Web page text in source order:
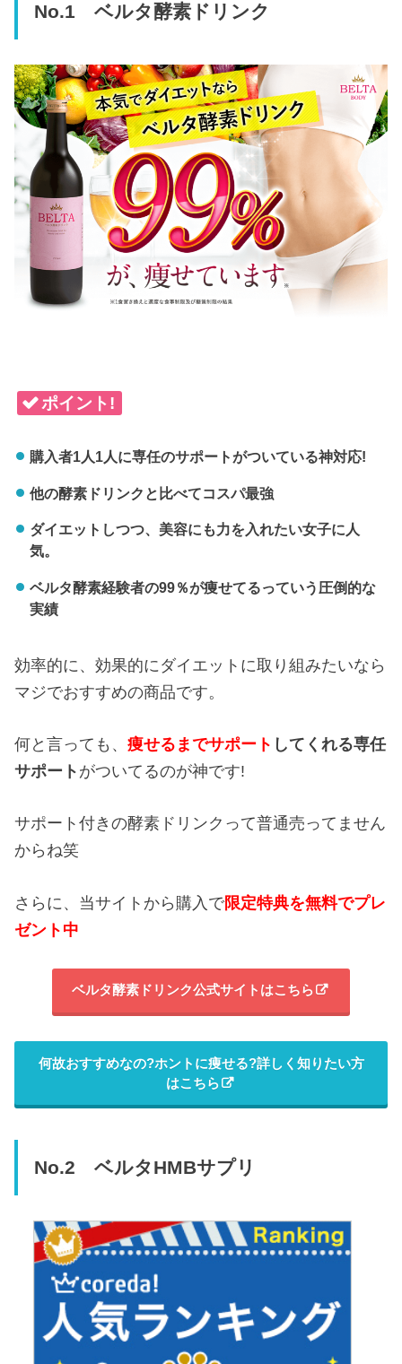
No.1 ベルタ酵素ドリンク
ポイント!
購入者1人1人に専任のサポートがついている神対応!
他の酵素ドリンクと比べてコスパ最強
ダイエットしつつ、美容にも力を入れたい女子に人
気。
ベルタ酵素経験者の99％が痩せてるっていう圧倒的な
実績
効率的に、効果的にダイエットに取り組みたいなら
マジでおすすめの商品です。
何と言っても、痩せるまでサポート してくれる専任
サポート がついてるのが神です!
サポート付きの酵素ドリンクって普通売ってません
からね笑
さらに、当サイトから購入で限定特典を無料でプレ
ゼント中
ベルタ酵素ドリンク公式サイトはこちら
何故おすすめなの?ホントに痩せる?詳しく知りたい方
はこちら
No.2 ベルタHMBサプリ